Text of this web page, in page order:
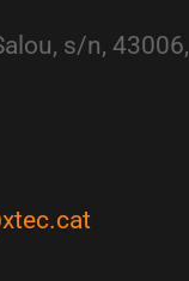
s/n, 43006,